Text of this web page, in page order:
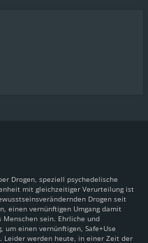
Drogen, speziell psychedelische
mit gleichzeitiger Verurteilung ist
Drogen seit
einen vernünftigen Umgang damit
sein. Ehrliche und
einen vernünftigen, Safe+Use
Leider werden heute, in einer Zeit der